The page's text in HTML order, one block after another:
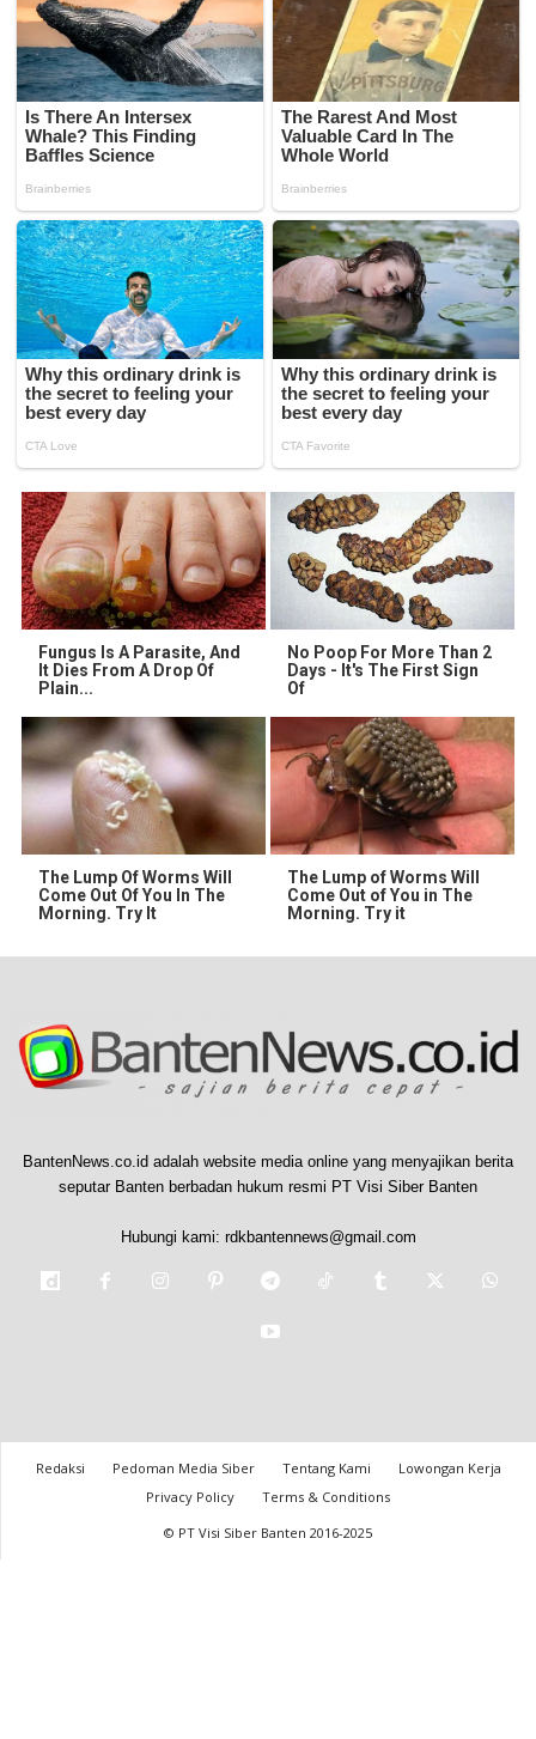
Fungus Is A Parasite, And
It Dies From A Drop Of
Plain...
No Poop For More Than 2
Days - It's The First Sign
Of
The Lump Of Worms Will
Come Out Of You In The
Morning. Try It
The Lump of Worms Will
Come Out of You in The
Morning. Try it
BantenNews.co.id adalah website media online yang menyajikan berita
seputar Banten berbadan hukum resmi PT Visi Siber Banten
Hubungi kami: rdkbantennews@gmail.com
Redaksi Pedoman Media Siber Tentang Kami
Lowongan Kerja
Privacy Policy
Terms & Conditions
© PT Visi Siber Banten 2016-2025